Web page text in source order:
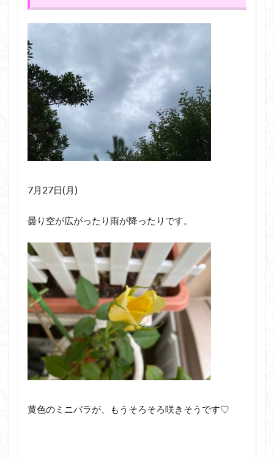
7月27日(月)
曇り空が広がったり雨が降ったりです。
黄色のミニバラが、もうそろそろ咲きそうです♡